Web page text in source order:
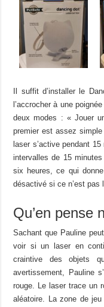
Il suffit d’installer le
l’accrocher à une
deux modes : « Jouer
premier est assez
laser s’active pendant
intervalles de 15
six heures, ce qui
désactivé si ce n’est
Qu’en pense
Sachant que Pauline
voir si un laser en
craintive des objets
avertissement, Pauline
rouge. Le laser trace un
aléatoire. La zone de